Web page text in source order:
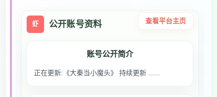
虾 公开账号资料 查看平台主页
账号公开简介
正在更新:《大秦当小魔头》 持续更新 ......